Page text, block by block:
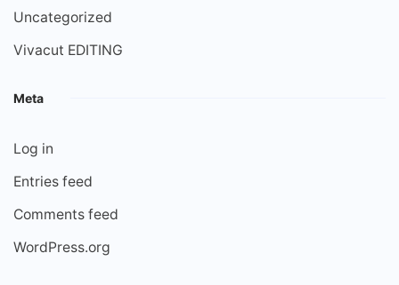
Uncategorized
Vivacut EDITING
Meta
Log in
Entries feed
Comments feed
WordPress.org